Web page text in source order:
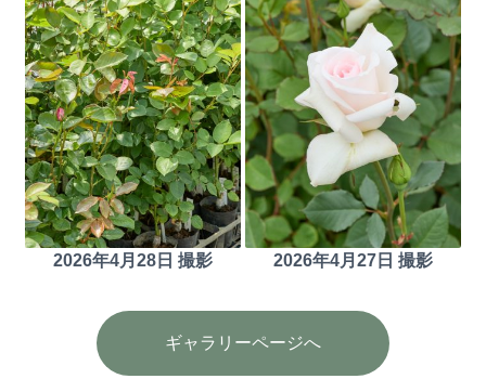
2026年4月28日 撮影 2026年4月27日 撮影
ギャラリーページへ